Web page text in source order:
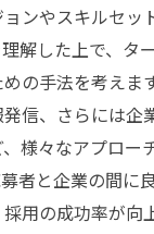
の良い印象を与
頼を得るコミュ
社員に適した面
を向上させるた
線バイトと正社
ンやスキルセッ
解した上で、タ
の手法を考えま
信、さらには企
様々なアプロー
者と企業の間に
用の成功率が向